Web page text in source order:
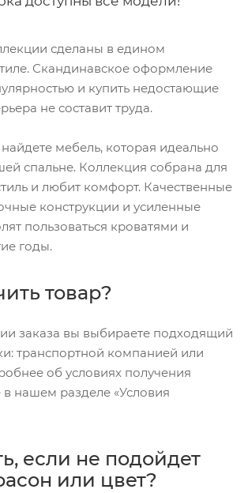
сделаны в едином
Скандинавское оформление
и купить недостающие
не составит труда.
мебель, которая идеально
спальне. Коллекция собрана для
и любит комфорт. Качественные
конструкции и усиленные
пользоваться кроватями и
годы.
товар?
заказа вы выбираете подходящий
транспортной компанией или
об условиях получения
в нашем разделе «Условия
если не подойдет
или цвет?